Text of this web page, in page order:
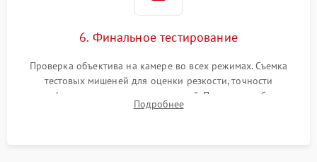
6. Финальное тестирование
Проверка объектива на камере во всех режимах. Съемка
тестовых мишеней для оценки резкости, точности
автофокуса и отсутствия искажений. Проверка работы
диафрагмы на закрытых значениях и тестирование
Подробнее